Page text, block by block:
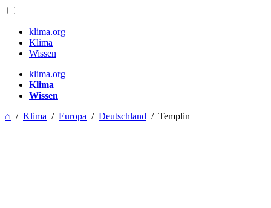
klima.org
Klima
Wissen
klima.org
Klima
Wissen
⌂ / Klima / Europa / Deutschland / Templin